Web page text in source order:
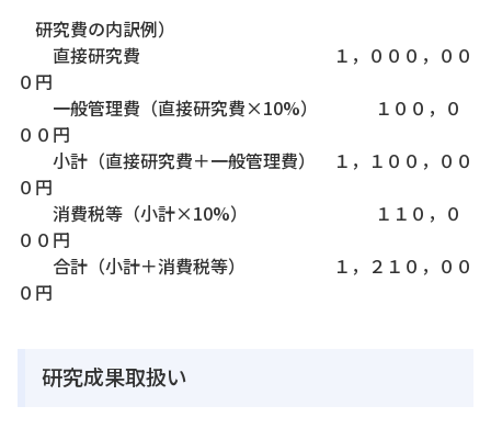
研究費の内訳例）
直接研究費 １，０００，００
０円
一般管理費（直接研究費×10%） １００，０
００円
小計（直接研究費＋一般管理費） １，１００，００
０円
消費税等（小計×10%） １１０，０
００円
合計（小計＋消費税等） １，２１０，００
０円
研究成果取扱い